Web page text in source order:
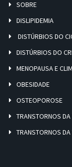
SOBRE
DISLIPIDEMIA
DISTÚRBIOS DO
DISTÚRBIOS DO
MENOPAUSA E
OBESIDADE
OSTEOPOROSE
TRANSTORNOS DA
TRANSTORNOS DA